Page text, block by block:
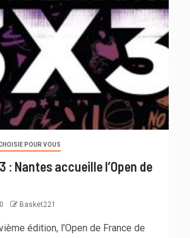
POUR VOUS
: Nantes accueille l’Open de
Basket221
édition, l'Open de France de